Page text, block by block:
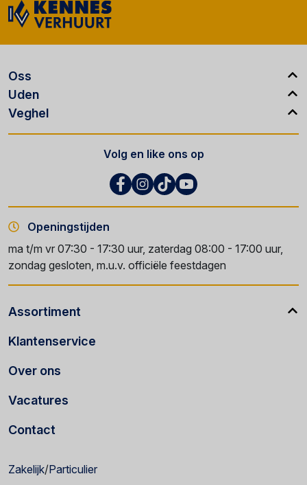
Oss
Uden
Veghel
Volg en like ons op
Openingstijden
ma t/m vr 07:30 - 17:30 uur, zaterdag 08:00 - 17:00 uur,
zondag gesloten, m.u.v. officiële feestdagen
Assortiment
Klantenservice
Over ons
Vacatures
Contact
Zakelijk/Particulier